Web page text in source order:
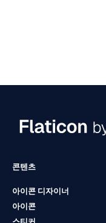
콘텐츠
아이콘 디자이너
아이콘